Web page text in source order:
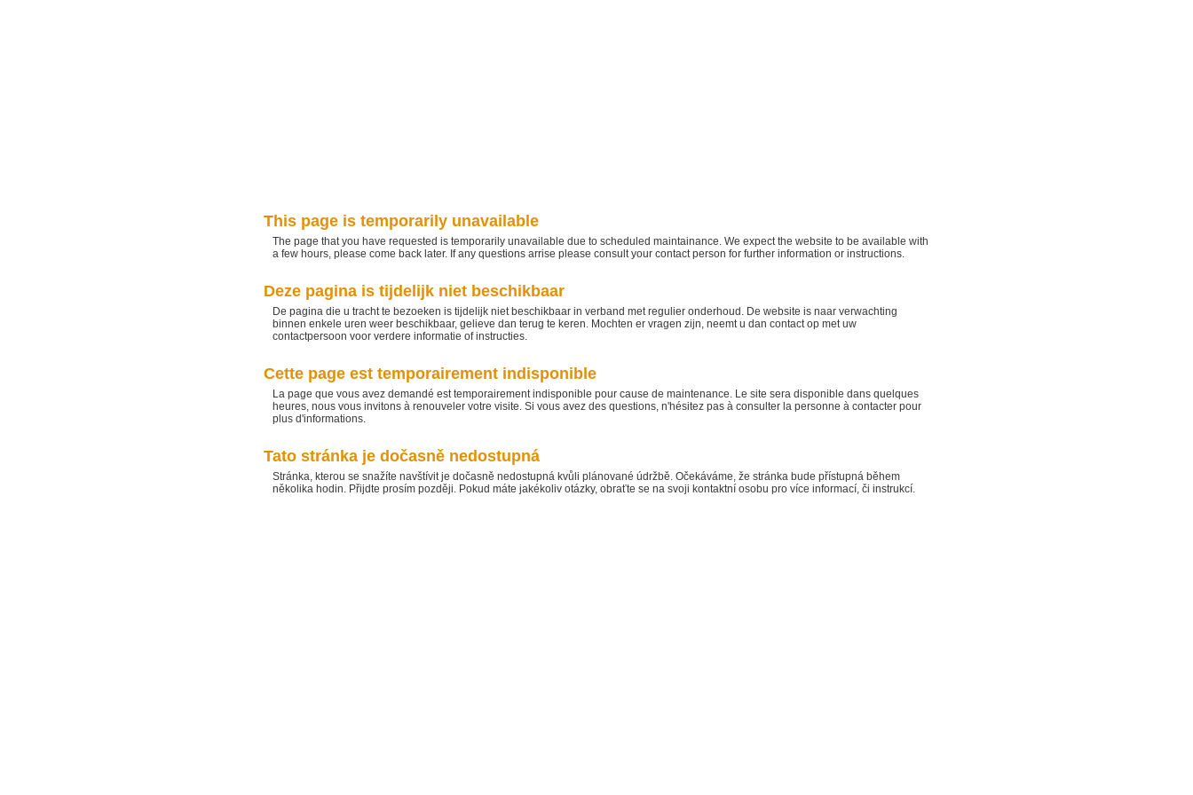
This page is temporarily unavailable
The page that you have requested is temporarily unavailable due to scheduled maintainance. We expect the website to be available with
a few hours, please come back later. If any questions arrise please consult your contact person for further information or instructions.
Deze pagina is tijdelijk niet beschikbaar
De pagina die u tracht te bezoeken is tijdelijk niet beschikbaar in verband met regulier onderhoud. De website is naar verwachting
binnen enkele uren weer beschikbaar, gelieve dan terug te keren. Mochten er vragen zijn, neemt u dan contact op met uw
contactpersoon voor verdere informatie of instructies.
Cette page est temporairement indisponible
La page que vous avez demandé est temporairement indisponible pour cause de maintenance. Le site sera disponible dans quelques
heures, nous vous invitons à renouveler votre visite. Si vous avez des questions, n'hésitez pas à consulter la personne à contacter pour
plus d'informations.
Tato stránka je dočasně nedostupná
Stránka, kterou se snažíte navštívit je dočasně nedostupná kvůli plánované údržbě. Očekáváme, že stránka bude přístupná během
několika hodin. Přijdte prosím později. Pokud máte jakékoliv otázky, obraťte se na svoji kontaktní osobu pro více informací, či instrukcí.